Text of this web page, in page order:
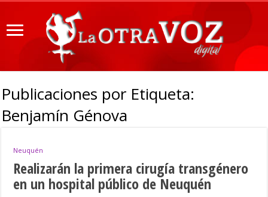
Publicaciones por Etiqueta:
Benjamín Génova
Neuquén
Realizarán la primera cirugía transgénero
en un hospital público de Neuquén